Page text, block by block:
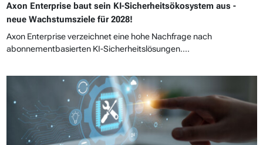
Axon Enterprise baut sein KI-Sicherheitsökosystem aus -
neue Wachstumsziele für 2028!
Axon Enterprise verzeichnet eine hohe Nachfrage nach
abonnementbasierten KI-Sicherheitslösungen....